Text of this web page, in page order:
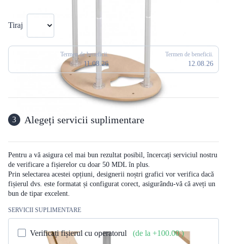
Tiraj
Termen de beneficii.
11.08.26
Termen de beneficii.
12.08.26
3 Alegeți servicii suplimentare
Pentru a vă asigura cel mai bun rezultat posibil, încercați serviciul nostru
de verificare a fișierelor cu doar 50 MDL în plus.
Prin selectarea acestei opțiuni, designerii noștri grafici vor verifica dacă
fișierul dvs. este formatat și configurat corect, asigurându-vă că aveți un
bun de tipar excelent.
SERVICII SUPLIMENTARE
Verificați fișierul cu operatorul (de la +100.00)